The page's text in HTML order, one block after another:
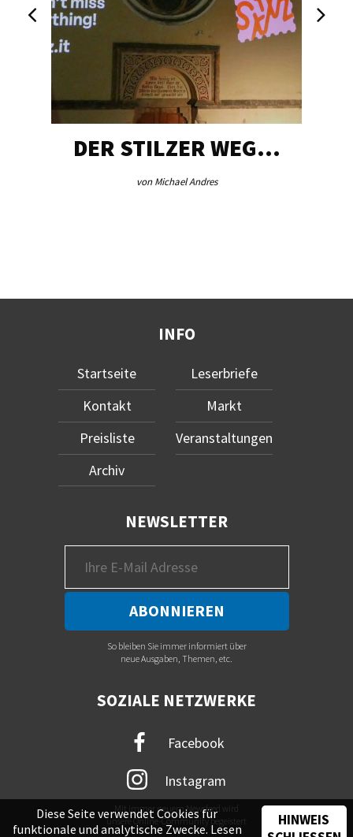
DER STILZER WEG…
von Michael Andres
INFO
Startseite
Kontakt
Preisliste
Archiv
Leserbriefe
Markt
Veranstaltungen
NEWSLETTER
So bleiben Sie immer informiert über
neue Ausgaben, Themen, etc.
SOZIALE NETZWERKE
Facebook
Instagram
Mit immer neuem Newsfeed wird
unsere Online-Community begeistert
Diese Seite verwendet Cookies für
funktionale und analytische Zwecke. Lesen
HINWEIS